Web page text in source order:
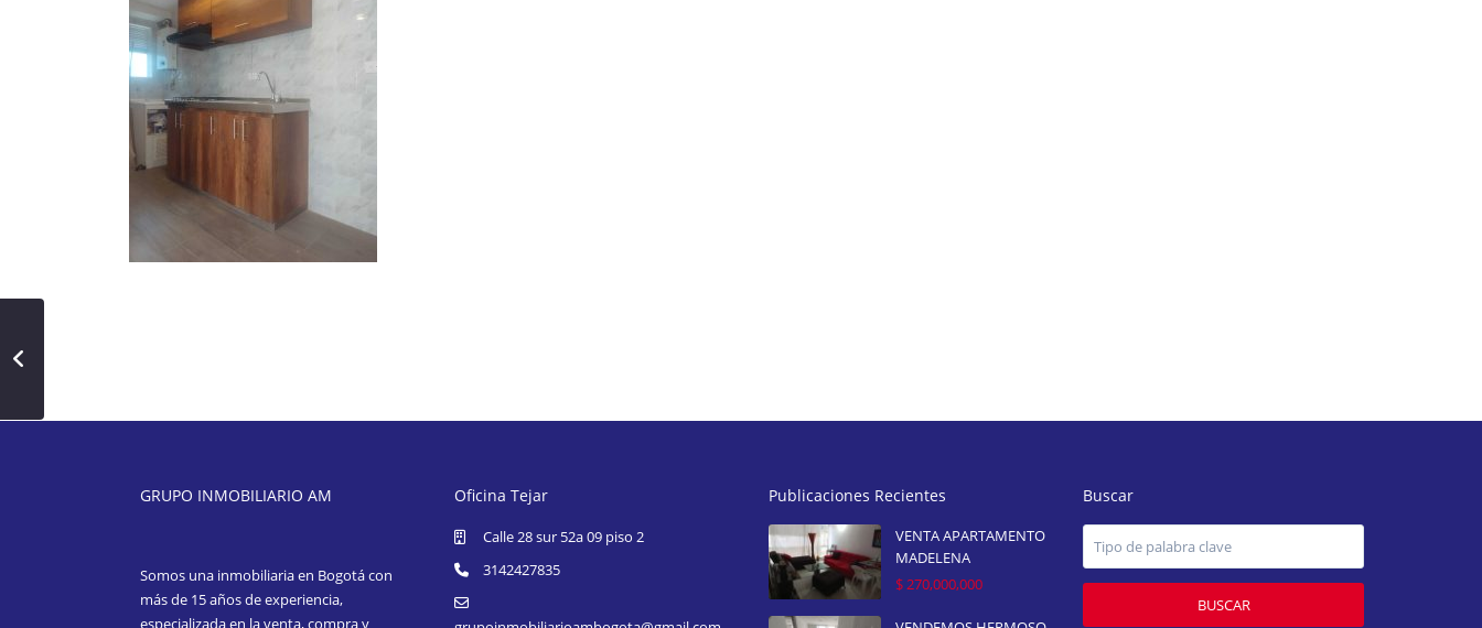
GRUPO INMOBILIARIO AM
Somos una inmobiliaria en Bogotá con
más de 15 años de experiencia,
especializada en la venta, compra y
Oficina Tejar
Calle 28 sur 52a 09 piso 2
3142427835
Publicaciones Recientes
VENTA APARTAMENTO
MADELENA
$ 270,000,000
Buscar
BUSCAR